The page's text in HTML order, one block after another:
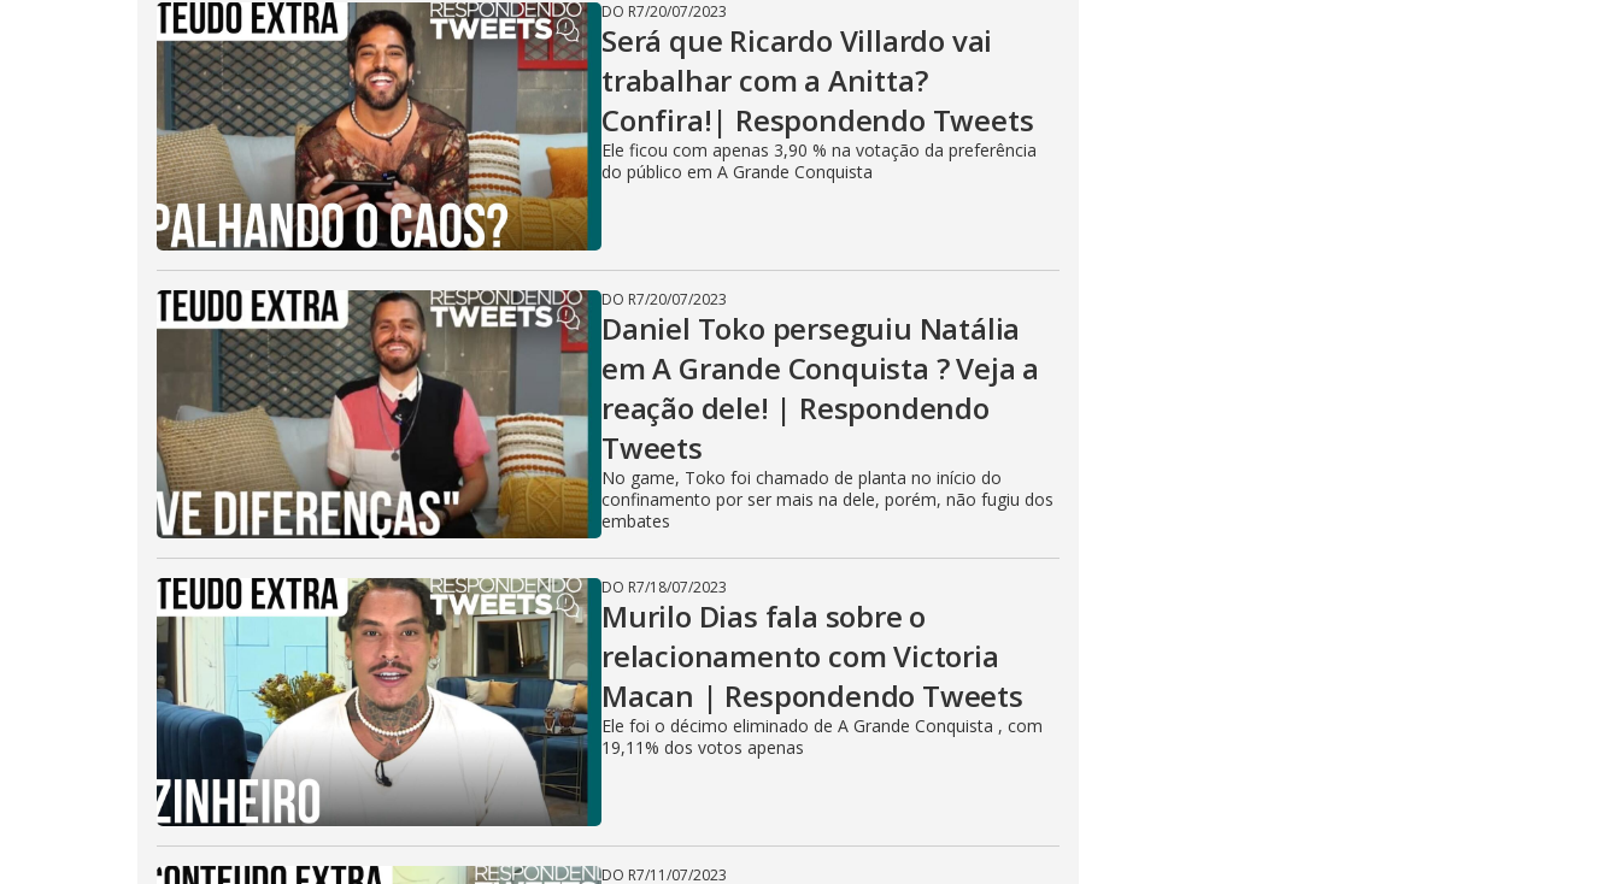
DO R7/20/07/2023
Será que Ricardo Villardo vai
trabalhar com a Anitta?
Confira!| Respondendo Tweets
Ele ficou com apenas 3,90 % na votação da preferência
do público em A Grande Conquista
DO R7/20/07/2023
Daniel Toko perseguiu Natália
em A Grande Conquista ? Veja a
reação dele! | Respondendo
Tweets
No game, Toko foi chamado de planta no início do
confinamento por ser mais na dele, porém, não fugiu dos
embates
DO R7/18/07/2023
Murilo Dias fala sobre o
relacionamento com Victoria
Macan | Respondendo Tweets
Ele foi o décimo eliminado de A Grande Conquista , com
19,11% dos votos apenas
DO R7/11/07/2023